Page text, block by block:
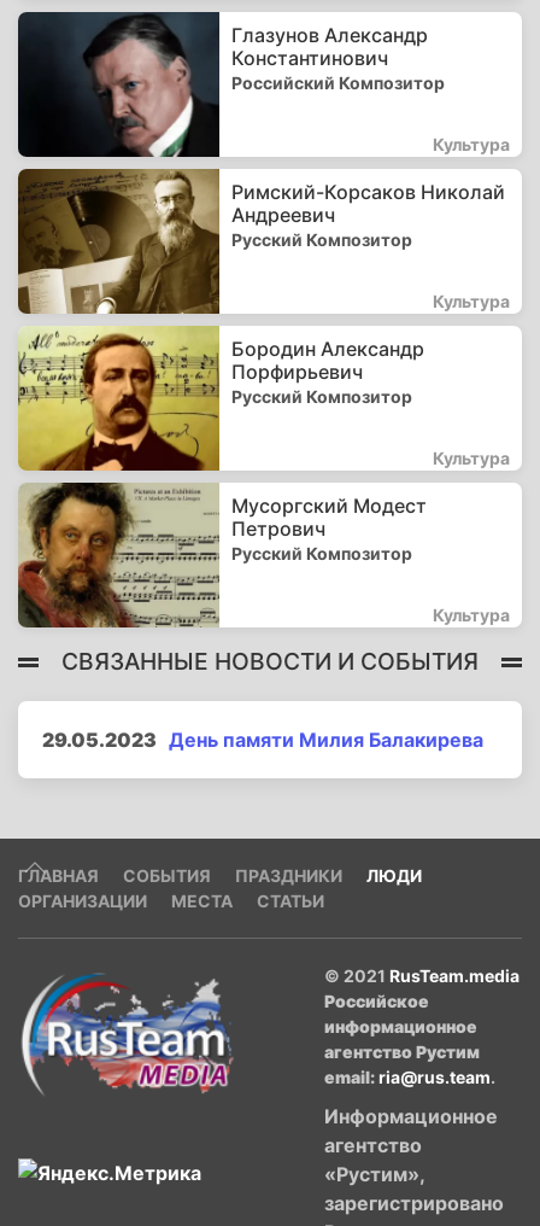
Глазунов Александр
Константинович
Российский Композитор
Культура
Римский-Корсаков Николай
Андреевич
Русский Композитор
Культура
Бородин Александр
Порфирьевич
Русский Композитор
Культура
Мусоргский Модест
Петрович
Русский Композитор
Культура
СВЯЗАННЫЕ НОВОСТИ И СОБЫТИЯ
29.05.2023 День памяти Милия Балакирева
ГЛАВНАЯ СОБЫТИЯ ПРАЗДНИКИ
ЛЮДИ
ОРГАНИЗАЦИИ
МЕСТА СТАТЬИ
© 2021 RusTeam.media
Российское
информационное
агентство Рустим
email:ria@rus.team.
Информационное
агентство
«Рустим»,
зарегистрировано